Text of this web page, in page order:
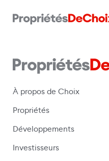
À propos de Choix
Propriétés
Développements
Investisseurs